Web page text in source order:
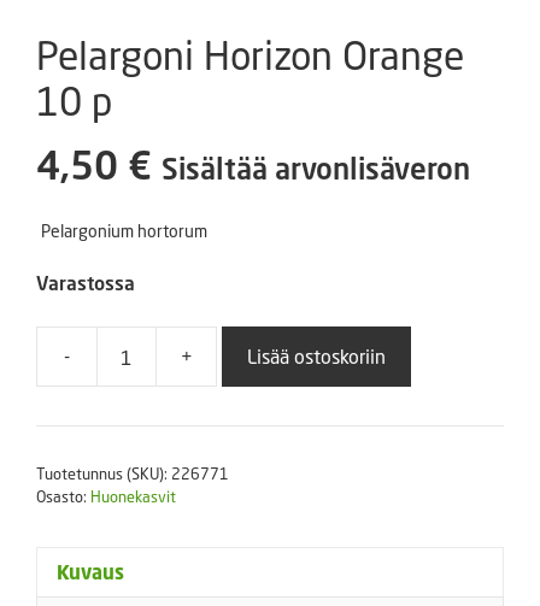
Pelargoni Horizon Orange
10 p
4,50 € Sisältää arvonlisäveron
Pelargonium hortorum
Varastossa
-
Pelargoni
Orange
p
+ Lisää ostoskoriin
Tuotetunnus (SKU): 226771
Osasto: Huonekasvit
Kuvaus